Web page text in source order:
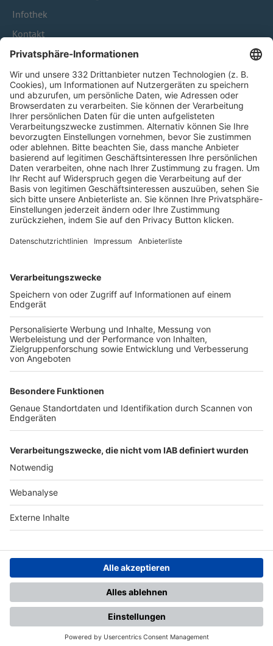
Infothek
Kontakt
HÄUFIG BESUCHTE SEITEN
Pässe und Vereinswechsel
Trainerausbildung
Schulungsangebot Vereinsmitarbeiter
BFV-Geschäftsstellen
Trainerbörse
Login SpielPlus
FOLGE DEM BFV
TOP-VEREINE
TOP-PARTNER
Nutzungsbedingungen Datenschutz Impressum